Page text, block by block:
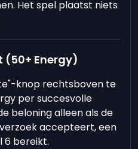
Het spel plaatst niets
(50+ Energy)
knop rechtsboven te
per succesvolle
beloning alleen als de
accepteert, een
6 bereikt.